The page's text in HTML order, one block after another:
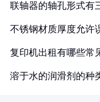
联轴器的轴孔形式有
不锈钢材质厚度允许
复印机出租有哪些常
溶于水的润滑剂的种